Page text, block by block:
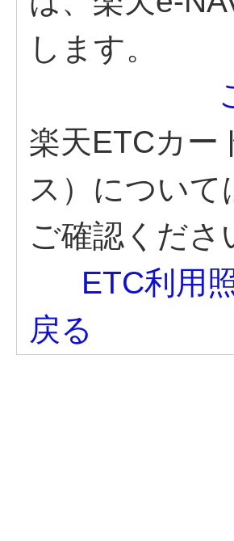
します。
楽天ETCカー
ス）につい
ご確認くださ
ETC利用
戻る